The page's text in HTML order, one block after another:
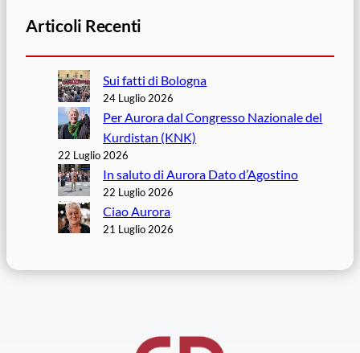
Articoli Recenti
Sui fatti di Bologna
24 Luglio 2026
Per Aurora dal Congresso Nazionale del
Kurdistan (KNK)
22 Luglio 2026
In saluto di Aurora Dato d’Agostino
22 Luglio 2026
Ciao Aurora
21 Luglio 2026